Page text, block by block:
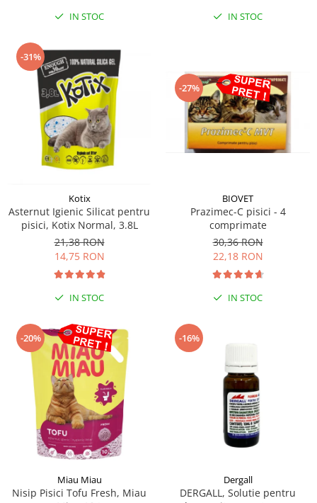
IN STOC IN STOC
-31%
Kotix
Asternut Igienic Silicat pentru
pisici, Kotix Normal, 3.8L
21,38 RON
14,75 RON
IN STOC
-27%
BIOVET
Prazimec-C pisici - 4
comprimate
30,36 RON
22,18 RON
IN STOC
-20%
Miau Miau
Nisip Pisici Tofu Fresh, Miau
-16%
Dergall
DERGALL, Solutie pentru